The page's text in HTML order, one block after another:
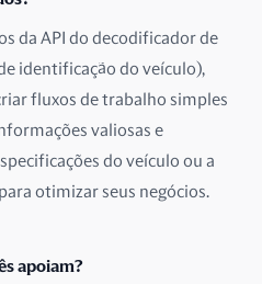
da API do decodificador de
identificação do veículo),
fluxos de trabalho simples
valiosas e
do veículo ou a
otimizar seus negócios.
apoiam?